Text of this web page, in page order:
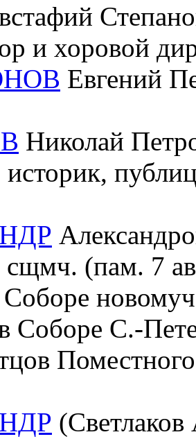
и хоровой
Евгений
Николай
сщмч. (пам. 7
Соборе С.-